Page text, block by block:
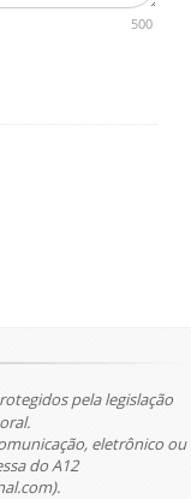
500
pela legislação
eletrônico ou
do A12